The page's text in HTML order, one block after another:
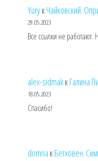
YuryкЧайковский.
29.05.2023
Все ссылки не работают.
alex-sidmakкГалина
18.05.2023
Спасибо!
domna кБетховен.